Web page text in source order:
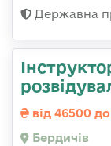
Державна
від 46500
Бердичів